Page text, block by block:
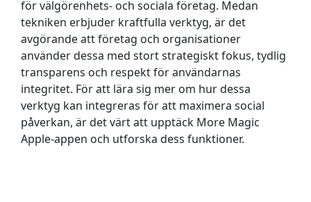
för välgörenhets- och sociala företag. Medan
tekniken erbjuder kraftfulla verktyg, är det
avgörande att företag och organisationer
använder dessa med stort strategiskt fokus, tydlig
transparens och respekt för användarnas
integritet. För att lära sig mer om hur dessa
verktyg kan integreras för att maximera social
påverkan, är det värt att upptäck More Magic
Apple-appen och utforska dess funktioner.